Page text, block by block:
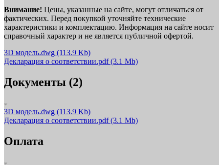
Внимание! Цены, указанные на сайте, могут отличаться от
фактических. Перед покупкой уточняйте технические
характеристики и комплектацию. Информация на сайте носит
справочный характер и не является публичной офертой.
3D модель.dwg (113.9 Kb)
Декларация о соответствии.pdf(3.1 Mb)
Документы (2)
3D модель.dwg (113.9 Kb)
Декларация о соответствии.pdf(3.1 Mb)
Оплата